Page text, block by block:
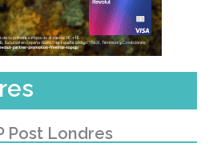
Post Londres